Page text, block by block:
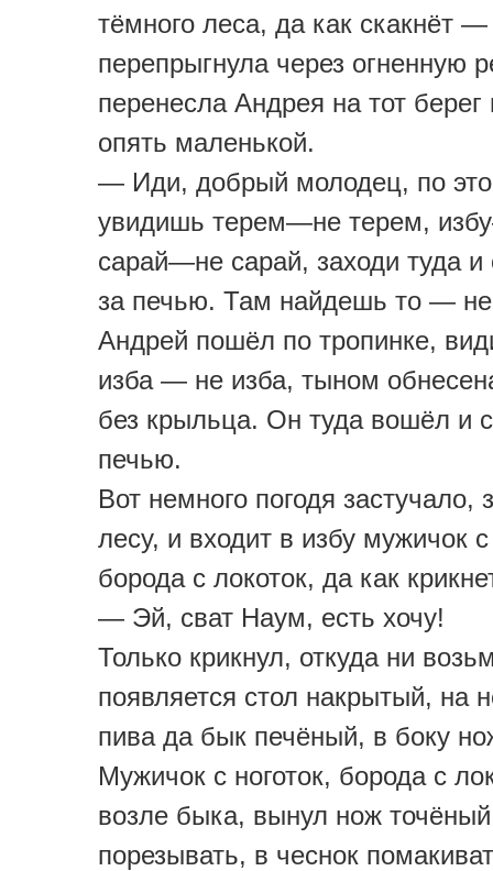
тёмного леса, да как скакнёт
перепрыгнула через огненную
перенесла Андрея на тот берег
опять маленькой.
— Иди, добрый молодец, по
увидишь терем—не терем,
сарай—не сарай, заходи туда и
за печью. Там найдешь то —
Андрей пошёл по тропинке,
изба — не изба, тыном
без крыльца. Он туда вошёл и
печью.
Вот немного погодя застучало,
лесу, и входит в избу мужичок с
борода с локоток, да как
— Эй, сват Наум, есть хочу!
Только крикнул, откуда ни
появляется стол накрытый, на
пива да бык печёный, в боку
Мужичок с ноготок, борода с
возле быка, вынул нож
порезывать, в чеснок